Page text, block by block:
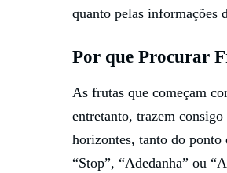
quanto pelas informações
Por que Procurar
As frutas que começam
entretanto, trazem
horizontes, tanto do
“Stop”, “Adedanha” ou